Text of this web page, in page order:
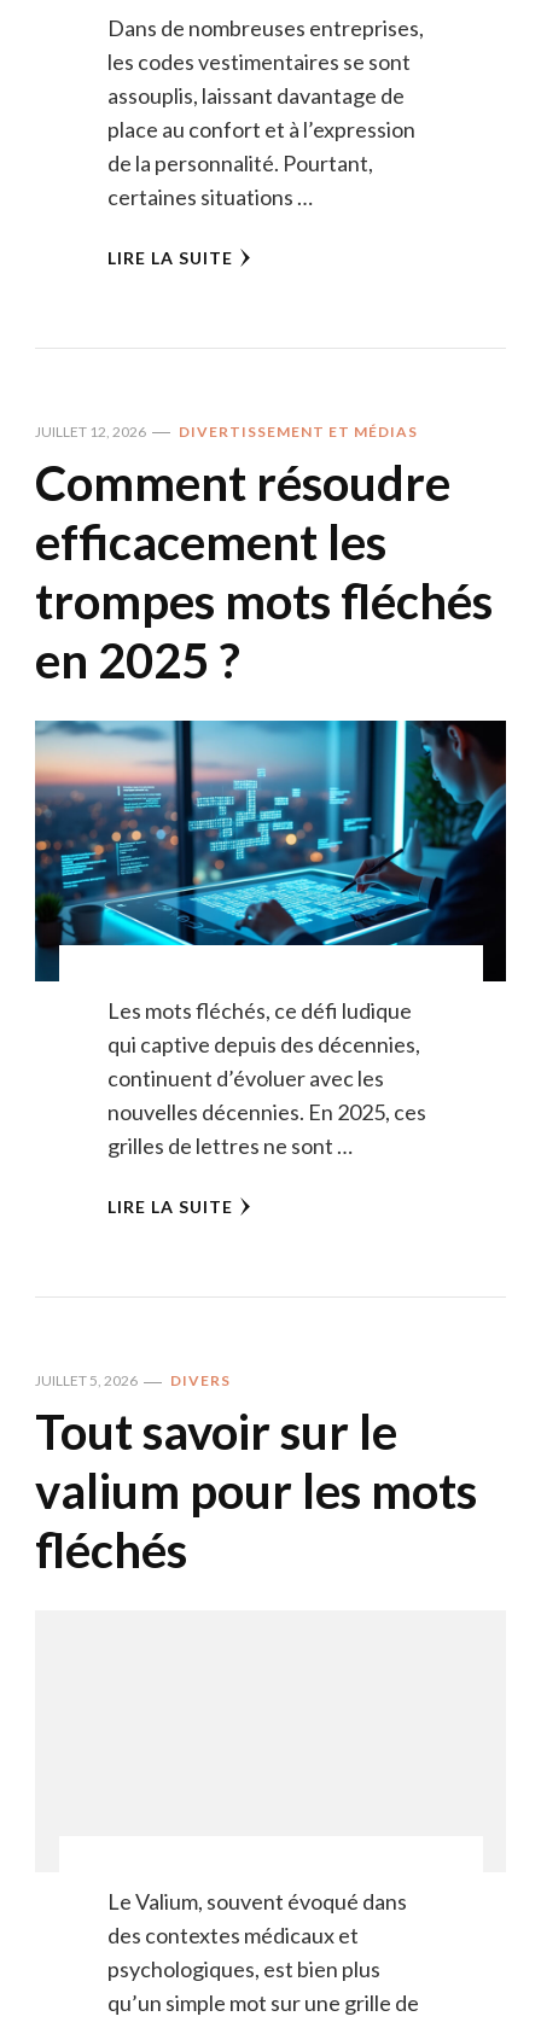
Dans de nombreuses entreprises,
les codes vestimentaires se sont
assouplis, laissant davantage de
place au confort et à l’expression
de la personnalité. Pourtant,
certaines situations …
LIRE LA SUITE
JUILLET 12, 2026 DIVERTISSEMENT ET MÉDIAS
Comment résoudre
efficacement les
trompes mots fléchés
en 2025 ?
Les mots fléchés, ce défi ludique
qui captive depuis des décennies,
continuent d’évoluer avec les
nouvelles décennies. En 2025, ces
grilles de lettres ne sont …
LIRE LA SUITE
JUILLET 5, 2026 DIVERS
Tout savoir sur le
valium pour les mots
fléchés
Le Valium, souvent évoqué dans
des contextes médicaux et
psychologiques, est bien plus
qu’un simple mot sur une grille de